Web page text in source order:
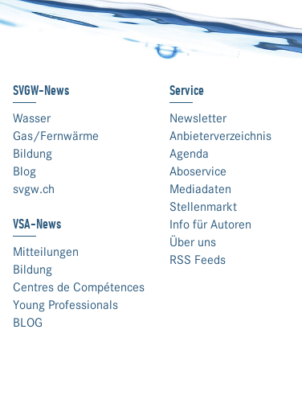
SVGW-News
Wasser
Gas/Fernwärme
Bildung
Blog
svgw.ch
VSA-News
Mitteilungen
Bildung
Centres de Compétences
Young Professionals
BLOG
Service
Newsletter
Anbieterverzeichnis
Agenda
Aboservice
Mediadaten
Stellenmarkt
Info für Autoren
Über uns
RSS Feeds